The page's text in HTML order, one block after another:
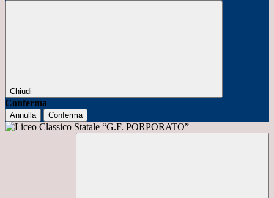
Chiudi
Conferma
Annulla Conferma